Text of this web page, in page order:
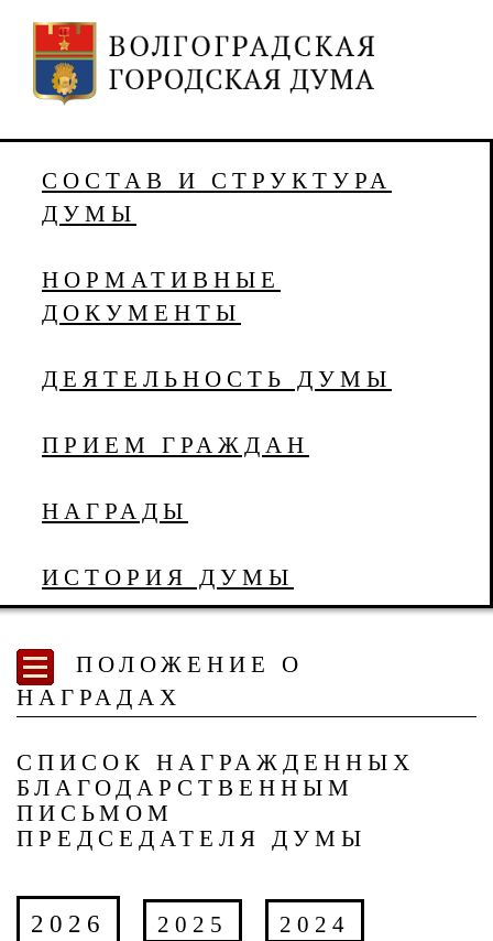
СОСТАВ И СТРУКТУРА
ДУМЫ
НОРМАТИВНЫЕ
ДОКУМЕНТЫ
ДЕЯТЕЛЬНОСТЬ ДУМЫ
ПРИЕМ ГРАЖДАН
НАГРАДЫ
ИСТОРИЯ ДУМЫ
ПОЛОЖЕНИЕ О
НАГРАДАХ
СПИСОК НАГРАЖДЕННЫХ
БЛАГОДАРСТВЕННЫМ
ПИСЬМОМ
ПРЕДСЕДАТЕЛЯ ДУМЫ
2026 2025
2024